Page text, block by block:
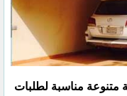
مناسبة لطلبات